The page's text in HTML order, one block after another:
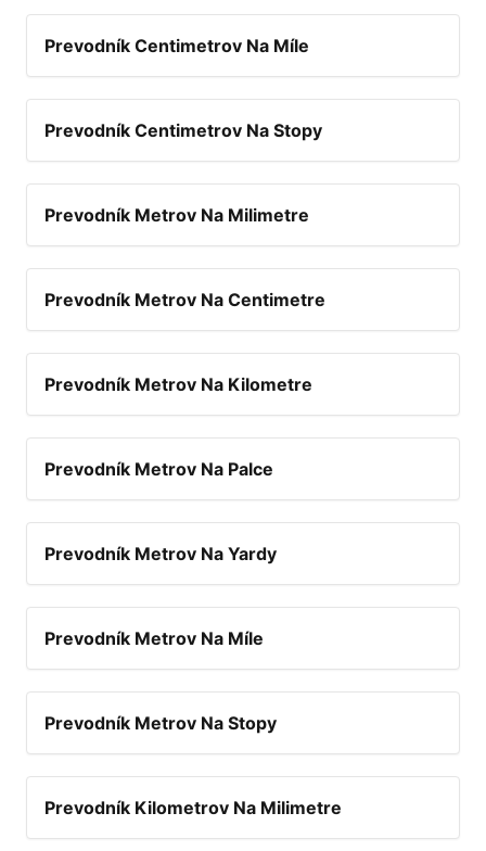
Prevodník Centimetrov Na Míle
Prevodník Centimetrov Na Stopy
Prevodník Metrov Na Milimetre
Prevodník Metrov Na Centimetre
Prevodník Metrov Na Kilometre
Prevodník Metrov Na Palce
Prevodník Metrov Na Yardy
Prevodník Metrov Na Míle
Prevodník Metrov Na Stopy
Prevodník Kilometrov Na Milimetre